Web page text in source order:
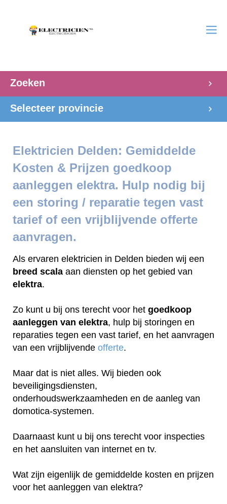
Zoeken
Selecteer provincie
Elektricien Delden: Gemiddelde
Kosten & Prijzen goedkoop
aanleggen elektra. Hulp nodig bij
een storing / reparatie tegen vast
tarief of een vrijblijvende offerte
aanvragen.
Als ervaren elektricien in Delden bieden wij een
breed scala aan diensten op het gebied van
elektra.
Zo kunt u bij ons terecht voor het goedkoop
aanleggen van elektra, hulp bij storingen en
reparaties tegen een vast tarief, en het aanvragen
van een vrijblijvende offerte.
Maar dat is niet alles. Wij bieden ook
beveiligingsdiensten,
onderhoudswerkzaamheden en de aanleg van
domotica-systemen.
Daarnaast kunt u bij ons terecht voor inspecties
en het aansluiten van internet en tv.
Wat zijn eigenlijk de gemiddelde kosten en prijzen
voor het aanleggen van elektra?